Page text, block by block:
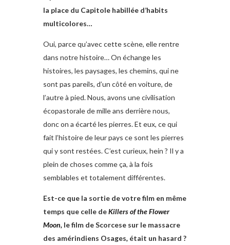
la place du Capitole habillée d’habits
multicolores…
Oui, parce qu’avec cette scène, elle rentre
dans notre histoire… On échange les
histoires, les paysages, les chemins, qui ne
sont pas pareils, d’un côté en voiture, de
l’autre à pied. Nous, avons une civilisation
écopastorale de mille ans derrière nous,
donc on a écarté les pierres. Et eux, ce qui
fait l’histoire de leur pays ce sont les pierres
qui y sont restées. C’est curieux, hein ? Il y a
plein de choses comme ça, à la fois
semblables et totalement différentes.
Est-ce que la sortie de votre film en même
temps que celle deKillers of the Flower
Moon, le film de Scorcese sur le massacre
des amérindiens Osages, était un hasard ?